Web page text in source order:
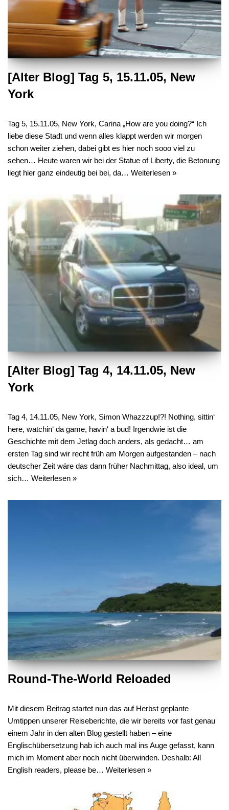
[Alter Blog] Tag 5, 15.11.05, New
York
Tag 5, 15.11.05, New York, Carina „How are you doing?“ Ich
liebe diese Stadt und wenn alles klappt werden wir morgen
schon weiter ziehen, dabei gibt es hier noch sooo viel zu
sehen… Heute waren wir bei der Statue of Liberty, die Betonung
liegt hier ganz eindeutig bei bei, da… Weiterlesen »
[Alter Blog] Tag 4, 14.11.05, New
York
Tag 4, 14.11.05, New York, Simon Whazzzup!?! Nothing, sittin‘
here, watchin‘ da game, havin‘ a bud! Irgendwie ist die
Geschichte mit dem Jetlag doch anders, als gedacht… am
ersten Tag sind wir recht früh am Morgen aufgestanden – nach
deutscher Zeit wäre das dann früher Nachmittag, also ideal, um
sich… Weiterlesen »
Round-The-World Reloaded
Mit diesem Beitrag startet nun das auf Herbst geplante
Umtippen unserer Reiseberichte, die wir bereits vor fast genau
einem Jahr in den alten Blog gestellt haben – eine
Englischübersetzung hab ich auch mal ins Auge gefasst, kann
mich im Moment aber noch nicht überwinden. Deshalb: All
English readers, please be… Weiterlesen »